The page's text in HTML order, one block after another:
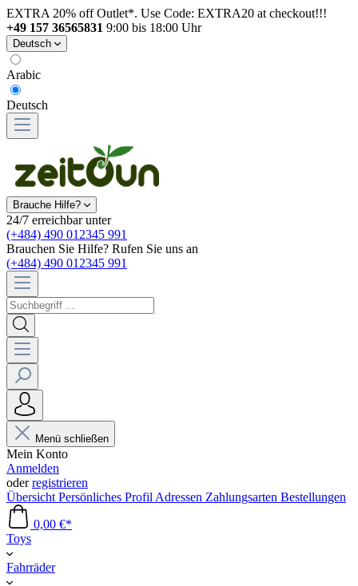
EXTRA 20% off Outlet*. Use Code: EXTRA20 at checkout!!!
+49 157 36565831 9:00 bis 18:00 Uhr
Deutsch
Arabic
Deutsch
Brauche Hilfe?
24/7 erreichbar unter
(+484) 490 012345 991
Brauchen Sie Hilfe? Rufen Sie uns an
(+484) 490 012345 991
Menü schließen
Mein Konto
Anmelden
oderregistrieren
Übersicht Persönliches Profil Adressen Zahlungsarten Bestellungen
0,00 €*
Toys
Fahrräder